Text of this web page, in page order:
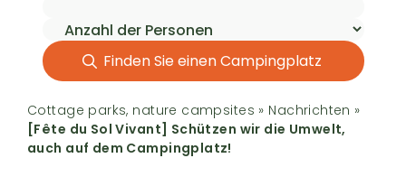
Finden Sie einen Campingplatz
Cottage parks, nature campsites » Nachrichten »
[Fête du Sol Vivant] Schützen wir die Umwelt,
auch auf dem Campingplatz!